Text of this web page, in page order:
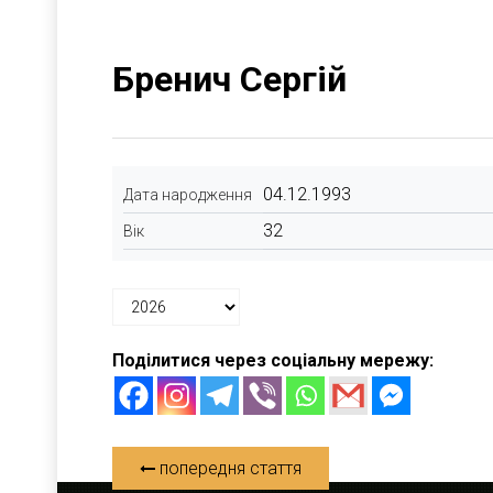
Бренич Сергій
Дата народження 04.12.1993
Вік 32
Поділитися через соціальну мережу:
попередня стаття